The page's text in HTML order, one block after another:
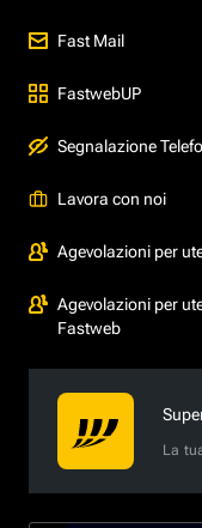
Fast Mail
FastwebUP
Segnalazione
Lavora con noi
Agevolazioni per
Agevolazioni per
Fastweb
La